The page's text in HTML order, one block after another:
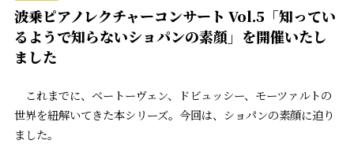
波乗ピアノレクチャーコンサート Vol.5「知ってい
るようで知らないショパンの素顔」を開催いたし
ました
これまでに、ベートーヴェン、ドビュッシー、モーツァルトの
世界を紐解いてきた本シリーズ。今回は、ショパンの素顔に迫り
ました。